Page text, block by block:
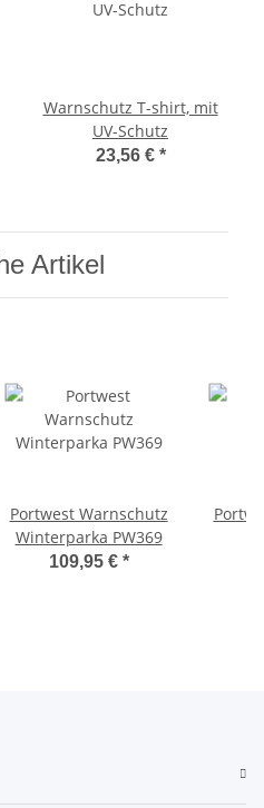
Warnschutz T-shirt, mit
UV-Schutz
23,56 € *
Artikel
Portwest Warnschutz
Winterparka PW369
109,95 € *